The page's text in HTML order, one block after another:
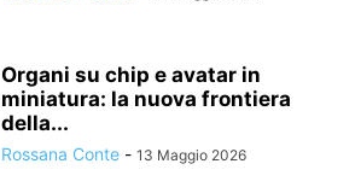
Organi su chip e avatar in
miniatura: la nuova frontiera
della...
Rossana Conte - 13 Maggio 2026